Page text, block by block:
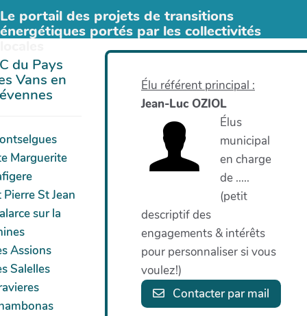
Le portail des projets de transitions
énergétiques portés par les collectivités
du Pays
Vans en
Marguerite
Pierre St Jean
sur la
Assions
Salelles
Élu référent principal :
Jean-Luc OZIOL
Élus
municipal
en charge
de .....
(petit
descriptif des
engagements & intérêts
pour personnaliser si vous
voulez!)
Contacter par mail